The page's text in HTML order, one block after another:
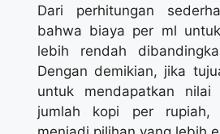
Dari perhitungan
bahwa biaya per ml
lebih rendah
Dengan demikian, jika
untuk mendapatkan
jumlah kopi per rupiah,